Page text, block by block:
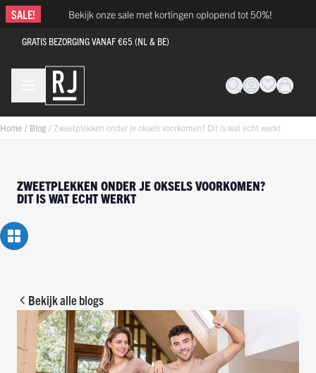
Ga naar de inhoud
SALE! Bekijk onze sale met kortingen oplopend tot 50%!
GRATIS BEZORGING VANAF €65 (NL & BE)
Home / Blog / Zweetplekken onder je oksels voorkomen? Dit is wat echt werkt
ZWEETPLEKKEN ONDER JE OKSELS VOORKOMEN?
DIT IS WAT ECHT WERKT
Bekijk alle blogs